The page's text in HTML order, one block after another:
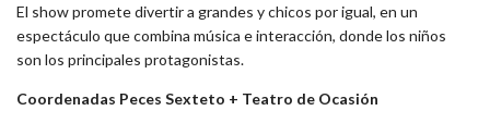
El show promete divertir a grandes y chicos por igual, en un
espectáculo que combina música e interacción, donde los niños
son los principales protagonistas.
Coordenadas Peces Sexteto + Teatro de Ocasión